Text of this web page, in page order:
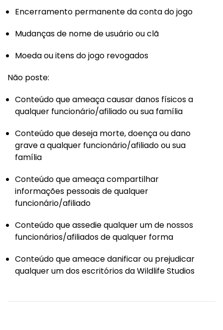
Encerramento permanente da conta do jogo
Mudanças de nome de usuário ou clã
Moeda ou itens do jogo revogados
Não poste:
Conteúdo que ameaça causar danos físicos a
qualquer funcionário/afiliado ou sua família
Conteúdo que deseja morte, doença ou dano
grave a qualquer funcionário/afiliado ou sua
família
Conteúdo que ameaça compartilhar
informações pessoais de qualquer
funcionário/afiliado
Conteúdo que assedie qualquer um de nossos
funcionários/afiliados de qualquer forma
Conteúdo que ameace danificar ou prejudicar
qualquer um dos escritórios da Wildlife Studios